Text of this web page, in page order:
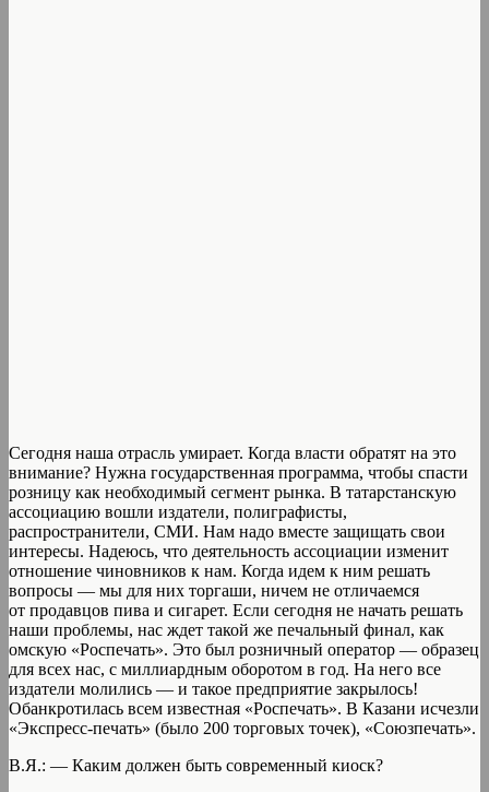
Сегодня наша отрасль умирает. Когда власти обратят на это
внимание? Нужна государственная программа, чтобы спасти
розницу как необходимый сегмент рынка. В татарстанскую
ассоциацию вошли издатели, полиграфисты,
распространители, СМИ. Нам надо вместе защищать свои
интересы. Надеюсь, что деятельность ассоциации изменит
отношение чиновников к нам. Когда идем к ним решать
вопросы — мы для них торгаши, ничем не отличаемся
от продавцов пива и сигарет. Если сегодня не начать решать
наши проблемы, нас ждет такой же печальный финал, как
омскую «Роспечать». Это был розничный оператор — образец
для всех нас, с миллиардным оборотом в год. На него все
издатели молились — и такое предприятие закрылось!
Обанкротилась всем известная «Роспечать». В Казани исчезли
«Экспресс-печать» (было 200 торговых точек), «Союзпечать».
В.Я.: — Каким должен быть современный киоск?